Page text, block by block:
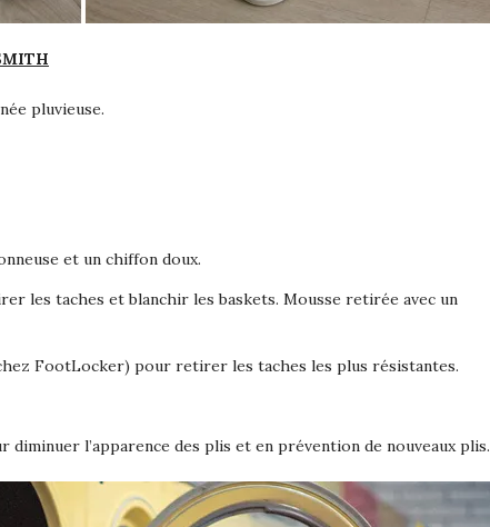
pluvieuse.
et un chiffon doux.
les taches et blanchir les baskets. Mousse retirée avec un
FootLocker) pour retirer les taches les plus résistantes.
diminuer l’apparence des plis et en prévention de nouveaux plis.